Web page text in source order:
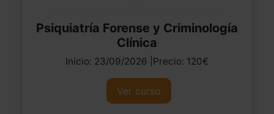
Psiquiatría Forense y Criminología
Clínica
Inicio: 23/09/2026 |Precio: 120€
Ver curso